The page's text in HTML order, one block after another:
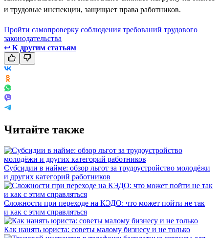
и трудовые инспекции, защищает права работников.
Пройти самопроверку соблюдения требований трудового
законодательства
↩ К другим статьям
Читайте также
Субсидии в найме: обзор льгот за трудоустройство молодёжи
и других категорий работников
Сложности при переходе на КЭДО: что может пойти не так
и как с этим справляться
Как нанять юриста: советы малому бизнесу и не только